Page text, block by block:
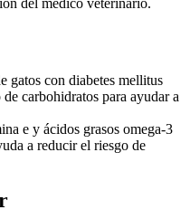
del médico veterinario.
gatos con diabetes mellitus
carbohidratos para ayudar a
e y ácidos grasos omega-3
a reducir el riesgo de